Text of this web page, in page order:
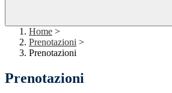
Home >
Prenotazioni >
Prenotazioni
Prenotazioni